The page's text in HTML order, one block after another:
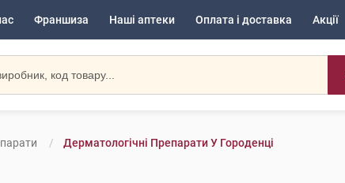
Франшиза Наші аптеки Оплата і доставка Акції
Дерматологічні Препарати У Городенці